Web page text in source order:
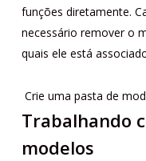
funções diretamente.
necessário remover o
quais ele está
Crie uma pasta de
Trabalhando
modelos